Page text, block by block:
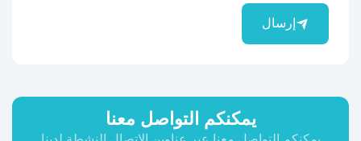
إرسال
يمكنكم التواصل معنا